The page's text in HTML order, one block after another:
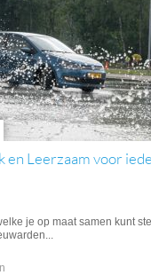
en Leerzaam voor
je op maat samen kunt